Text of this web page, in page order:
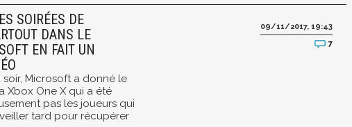
SOIRÉES DE
DANS LE
EN FAIT UN
Microsoft a donné le
Xbox One X qui a été
pas les joueurs qui
tard pour récupérer
09/11/2017, 19:43
7